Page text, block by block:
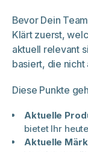
Bevor Dein
Klärt zuerst,
aktuell relevant
basiert, die nicht
Diese Punkte
Aktuelle
bietet Ihr
Aktuelle